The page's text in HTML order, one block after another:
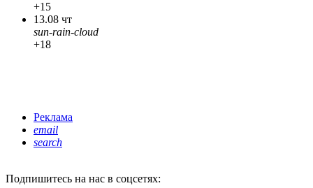
+15
13.08 чт
sun-rain-cloud
+18
Реклама
email
search
Подпишитесь на нас в соцсетях: